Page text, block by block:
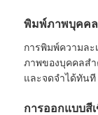
ร่มสร้างสรรค์
พิมพ์ภาพบุคคล
การพิมพ์ความละ
ภาพของบุคคลสำ
และจดจำได้ทันที
การออกแบบสี